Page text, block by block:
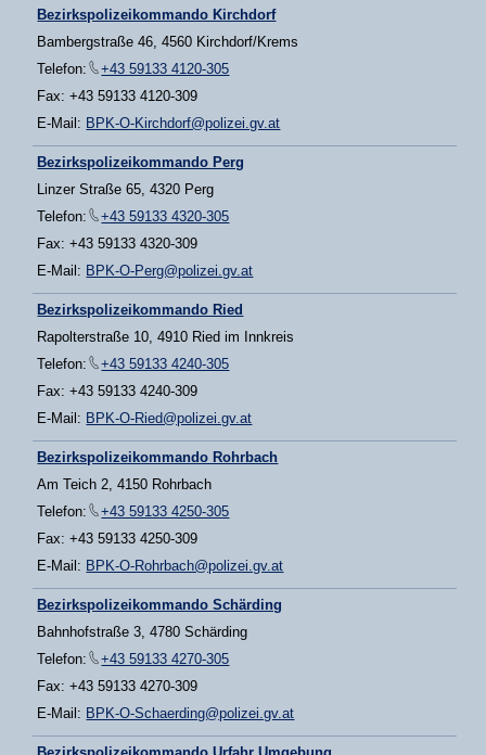
Bezirkspolizeikommando Kirchdorf
Bambergstraße 46, 4560 Kirchdorf/Krems
Telefon:
+43 59133 4120-305
Fax: +43 59133 4120-309
E-Mail: BPK-O-Kirchdorf@polizei.gv.at
Bezirkspolizeikommando Perg
Linzer Straße 65, 4320 Perg
Telefon:
+43 59133 4320-305
Fax: +43 59133 4320-309
E-Mail: BPK-O-Perg@polizei.gv.at
Bezirkspolizeikommando Ried
Rapolterstraße 10, 4910 Ried im Innkreis
Telefon:
+43 59133 4240-305
Fax: +43 59133 4240-309
E-Mail: BPK-O-Ried@polizei.gv.at
Bezirkspolizeikommando Rohrbach
Am Teich 2, 4150 Rohrbach
Telefon:
+43 59133 4250-305
Fax: +43 59133 4250-309
E-Mail: BPK-O-Rohrbach@polizei.gv.at
Bezirkspolizeikommando Schärding
Bahnhofstraße 3, 4780 Schärding
Telefon:
+43 59133 4270-305
Fax: +43 59133 4270-309
E-Mail: BPK-O-Schaerding@polizei.gv.at